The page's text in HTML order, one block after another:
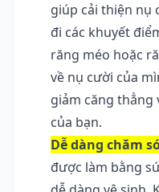
giúp cải thiện nụ
đi các khuyết
răng méo hoặc
về nụ cười của
giảm căng
của bạn.
Dễ dàng chăm
được làm bằng